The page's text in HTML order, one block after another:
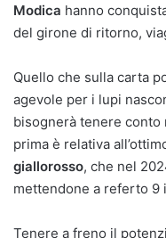
Modica hanno
del girone di ritorno,
Quello che sulla carta
agevole per i lupi
bisognerà tenere conto
prima è relativa
giallorosso, che nel
mettendone a referto 9
Tenere a freno il